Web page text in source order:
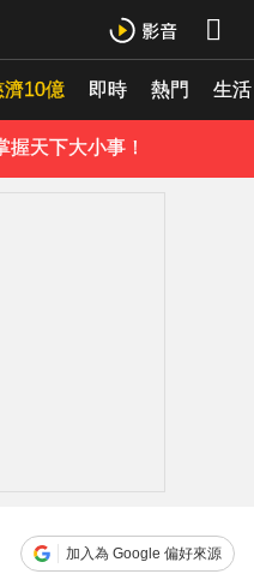
濟10億 即時 熱門 生活
握天下大小事！
《理財達人秀》X 安聯投信免費講座報名中！搶先卡位 2027
加入為 Google 偏好來源